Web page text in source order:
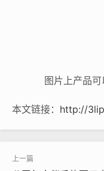
图片上产品可
本文链接： http://